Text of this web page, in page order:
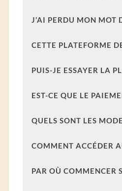
J’AI PERDU MON MOT
CETTE PLATEFORME
PUIS-JE ESSAYER LA
EST-CE QUE LE
QUELS SONT LES
COMMENT ACCÉDER
PAR OÙ COMMENCER